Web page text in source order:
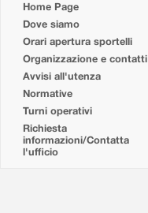
Home Page
Dove siamo
Orari apertura sportelli
Organizzazione e contatti
Avvisi all'utenza
Normative
Turni operativi
Richiesta
informazioni/Contatta
l'ufficio